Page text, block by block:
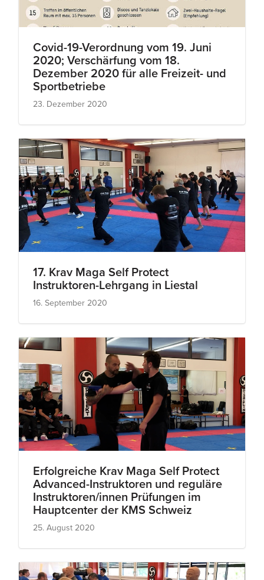
Covid-19-Verordnung vom 19. Juni
2020; Verschärfung vom 18.
Dezember 2020 für alle Freizeit- und
Sportbetriebe
23. Dezember 2020
17. Krav Maga Self Protect
Instruktoren-Lehrgang in Liestal
16. September 2020
Erfolgreiche Krav Maga Self Protect
Advanced-Instruktoren und reguläre
Instruktoren/innen Prüfungen im
Hauptcenter der KMS Schweiz
25. August 2020